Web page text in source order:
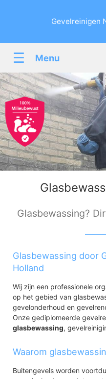
Gevelreinigen
☰ Menu
Glasbewassing?
Glasbewassing door
Holland
Wij zijn een professionele
op het gebied van
gevelonderhoud en
Onze gediplomeerde
glasbewassing,
Waarom
Buitengevels worden